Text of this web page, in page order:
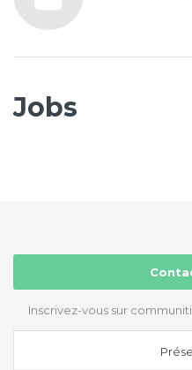
Jobs
Inscrivez-vous sur